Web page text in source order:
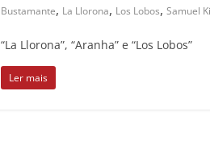
Bustamante, La Llorona, Los Lobos, Samuel
“La Llorona”, “Aranha” e “Los Lobos”
Ler mais